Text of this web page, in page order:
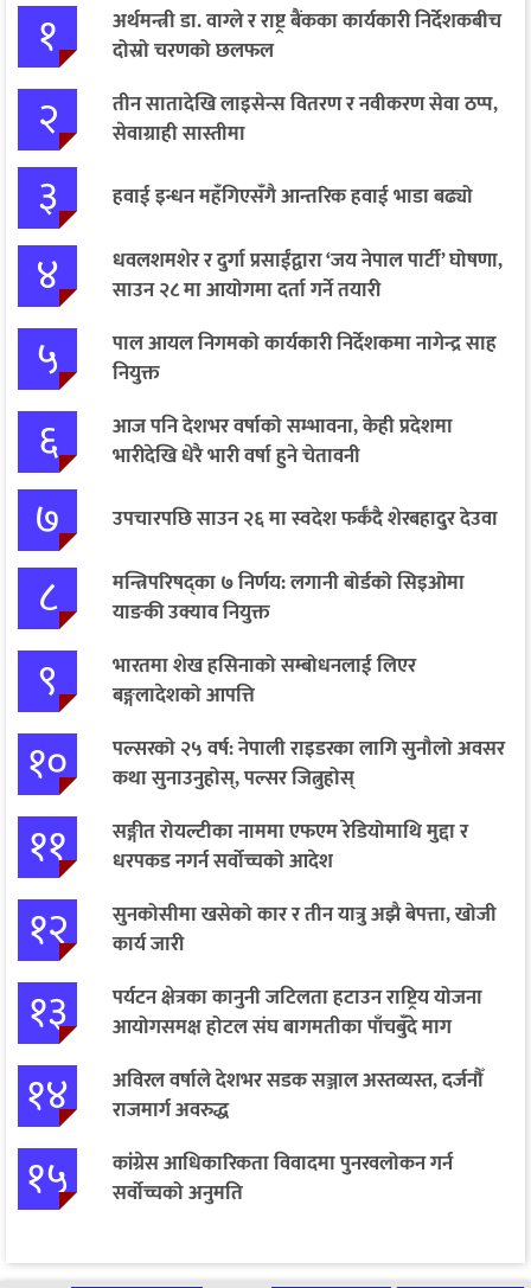
१
अर्थमन्त्री डा. वाग्ले र राष्ट्र बैंकका कार्यकारी निर्देशकबीच
दोस्रो चरणको छलफल
२
तीन सातादेखि लाइसेन्स वितरण र नवीकरण सेवा ठप्प,
सेवाग्राही सास्तीमा
३ हवाई इन्धन महँगिएसँगै आन्तरिक हवाई भाडा बढ्यो
४
धवलशमशेर र दुर्गा प्रसाईंद्वारा ‘जय नेपाल पार्टी’ घोषणा,
साउन २८ मा आयोगमा दर्ता गर्ने तयारी
५
पाल आयल निगमको कार्यकारी निर्देशकमा नागेन्द्र साह
नियुक्त
६
आज पनि देशभर वर्षाको सम्भावना, केही प्रदेशमा
भारीदेखि धेरै भारी वर्षा हुने चेतावनी
७ उपचारपछि साउन २६ मा स्वदेश फर्कँदै शेरबहादुर देउवा
८
मन्त्रिपरिषद्का ७ निर्णय: लगानी बोर्डको सिइओमा
याङकी उक्याव नियुक्त
९
भारतमा शेख हसिनाको सम्बोधनलाई लिएर
बङ्गलादेशको आपत्ति
१०
पल्सरको २५ वर्ष: नेपाली राइडरका लागि सुनौलो अवसर
कथा सुनाउनुहोस्, पल्सर जित्नुहोस्
११
सङ्गीत रोयल्टीका नाममा एफएम रेडियोमाथि मुद्दा र
धरपकड नगर्न सर्वोच्चको आदेश
१२
सुनकोसीमा खसेको कार र तीन यात्रु अझै बेपत्ता, खोजी
कार्य जारी
१३
पर्यटन क्षेत्रका कानुनी जटिलता हटाउन राष्ट्रिय योजना
आयोगसमक्ष होटल संघ बागमतीका पाँचबुँदे माग
१४
अविरल वर्षाले देशभर सडक सञ्जाल अस्तव्यस्त, दर्जनौँ
राजमार्ग अवरुद्ध
१५
कांग्रेस आधिकारिकता विवादमा पुनरवलोकन गर्न
सर्वोच्चको अनुमति